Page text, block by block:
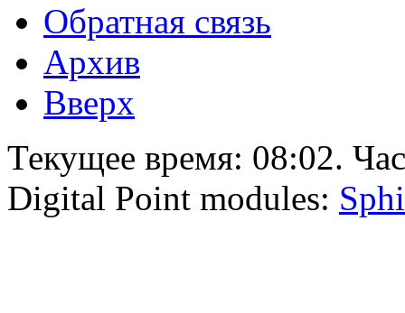
Обратная связь
Архив
Вверх
Текущее время: 08:02.
Digital Point modules: